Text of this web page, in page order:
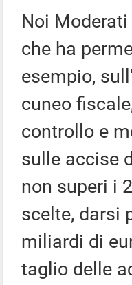
Noi
che ha
esempio,
cuneo
controllo e
sulle accise
non superi i
scelte, darsi
miliardi di
taglio delle